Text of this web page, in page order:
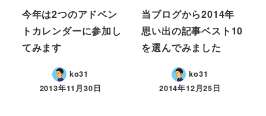
今年は2つのアドベン
トカレンダーに参加し
てみます
ko31
2013年11月30日
当ブログから2014年
思い出の記事ベスト10
を選んでみました
ko31
2014年12月25日